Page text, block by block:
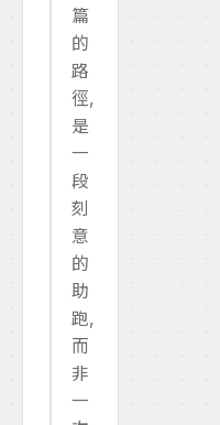
篇
的
路
徑,
是
一
段
刻
意
的
助
跑,
而
非
一